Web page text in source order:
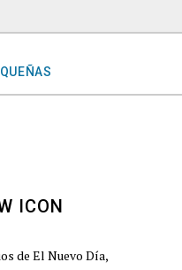
de El Nuevo Día,